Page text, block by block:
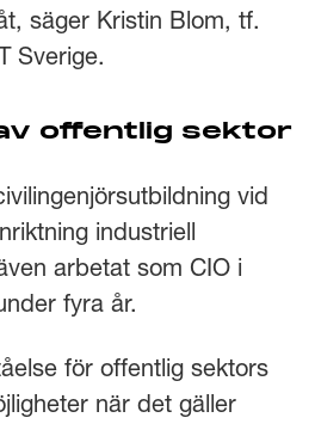
säger Kristin Blom, tf.
Sverige.
offentlig sektor
vid
industriell
arbetat som CIO i
fyra år.
för offentlig sektors
när det gäller